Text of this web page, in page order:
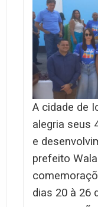
A cidade de
alegria seus
e
prefeito
dias 20 à 26